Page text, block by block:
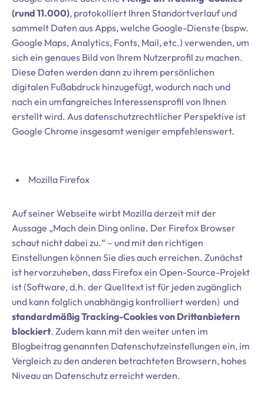
(rund 11.000), protokolliert Ihren Standortverlauf und
sammelt Daten aus Apps, welche Google-Dienste (bspw.
Google Maps, Analytics, Fonts, Mail, etc.) verwenden, um
sich ein genaues Bild von Ihrem Nutzerprofil zu machen.
Diese Daten werden dann zu ihrem persönlichen
digitalen Fußabdruck hinzugefügt, wodurch nach und
nach ein umfangreiches Interessensprofil von Ihnen
erstellt wird. Aus datenschutzrechtlicher Perspektive ist
Google Chrome insgesamt weniger empfehlenswert.
Mozilla Firefox
Auf seiner Webseite wirbt Mozilla derzeit mit der
Aussage „Mach dein Ding online. Der Firefox Browser
schaut nicht dabei zu.“ – und mit den richtigen
Einstellungen können Sie dies auch erreichen. Zunächst
ist hervorzuheben, dass Firefox ein Open-Source-Projekt
ist (Software, d.h. der Quelltext ist für jeden zugänglich
und kann folglich unabhängig kontrolliert werden) und
standardmäßig Tracking-Cookies von Drittanbietern
blockiert. Zudem kann mit den weiter unten im
Blogbeitrag genannten Datenschutzeinstellungen ein, im
Vergleich zu den anderen betrachteten Browsern, hohes
Niveau an Datenschutz erreicht werden.